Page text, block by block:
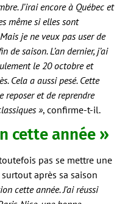
J’irai encore à Québec et
même si elles sont
je ne veux pas user de
de saison. L’an dernier, j’ai
le 20 octobre et
Cela a aussi pesé. Cette
reposer et de reprendre
», confirme-t-il.
cette année »
pas se mettre une
après sa saison
cette année. J’ai réussi